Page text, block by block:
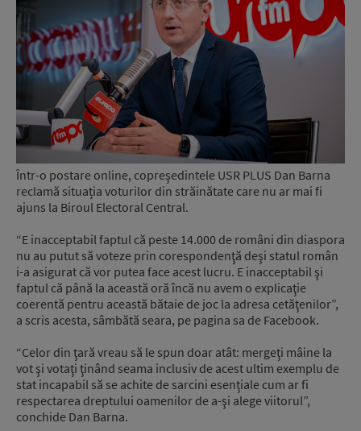
Într-o postare online, copreşedintele USR PLUS Dan Barna
reclamă situația voturilor din străinătate care nu ar mai fi
ajuns la Biroul Electoral Central.
“E inacceptabil faptul că peste 14.000 de români din diaspora
nu au putut să voteze prin corespondenţă deşi statul român
i-a asigurat că vor putea face acest lucru. E inacceptabil şi
faptul că până la această oră încă nu avem o explicaţie
coerentă pentru această bătaie de joc la adresa cetăţenilor”,
a scris acesta, sâmbătă seara, pe pagina sa de Facebook.
“Celor din ţară vreau să le spun doar atât: mergeţi mâine la
vot şi votaţi ţinând seama inclusiv de acest ultim exemplu de
stat incapabil să se achite de sarcini esenţiale cum ar fi
respectarea dreptului oamenilor de a-şi alege viitorul”,
conchide Dan Barna.